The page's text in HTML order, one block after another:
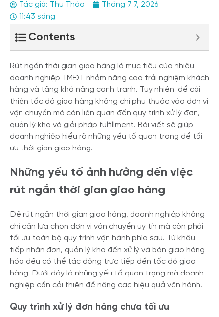
Tác giả: Thu Thảo
Tháng 7 7, 2026
11:43 sáng
Contents
Rút ngắn thời gian giao hàng là mục tiêu của nhiều
doanh nghiệp TMĐT nhằm nâng cao trải nghiệm khách
hàng và tăng khả năng cạnh tranh. Tuy nhiên, để cải
thiện tốc độ giao hàng không chỉ phụ thuộc vào đơn vị
vận chuyển mà còn liên quan đến quy trình xử lý đơn,
quản lý kho và giải pháp fulfillment. Bài viết sẽ giúp
doanh nghiệp hiểu rõ những yếu tố quan trọng để tối
ưu thời gian giao hàng.
Những yếu tố ảnh hưởng đến việc
rút ngắn thời gian giao hàng
Để rút ngắn thời gian giao hàng, doanh nghiệp không
chỉ cần lựa chọn đơn vị vận chuyển uy tín mà còn phải
tối ưu toàn bộ quy trình vận hành phía sau. Từ khâu
tiếp nhận đơn, quản lý kho đến xử lý và bàn giao hàng
hóa đều có thể tác động trực tiếp đến tốc độ giao
hàng. Dưới đây là những yếu tố quan trọng mà doanh
nghiệp cần cải thiện để nâng cao hiệu quả vận hành.
Quy trình xử lý đơn hàng chưa tối ưu